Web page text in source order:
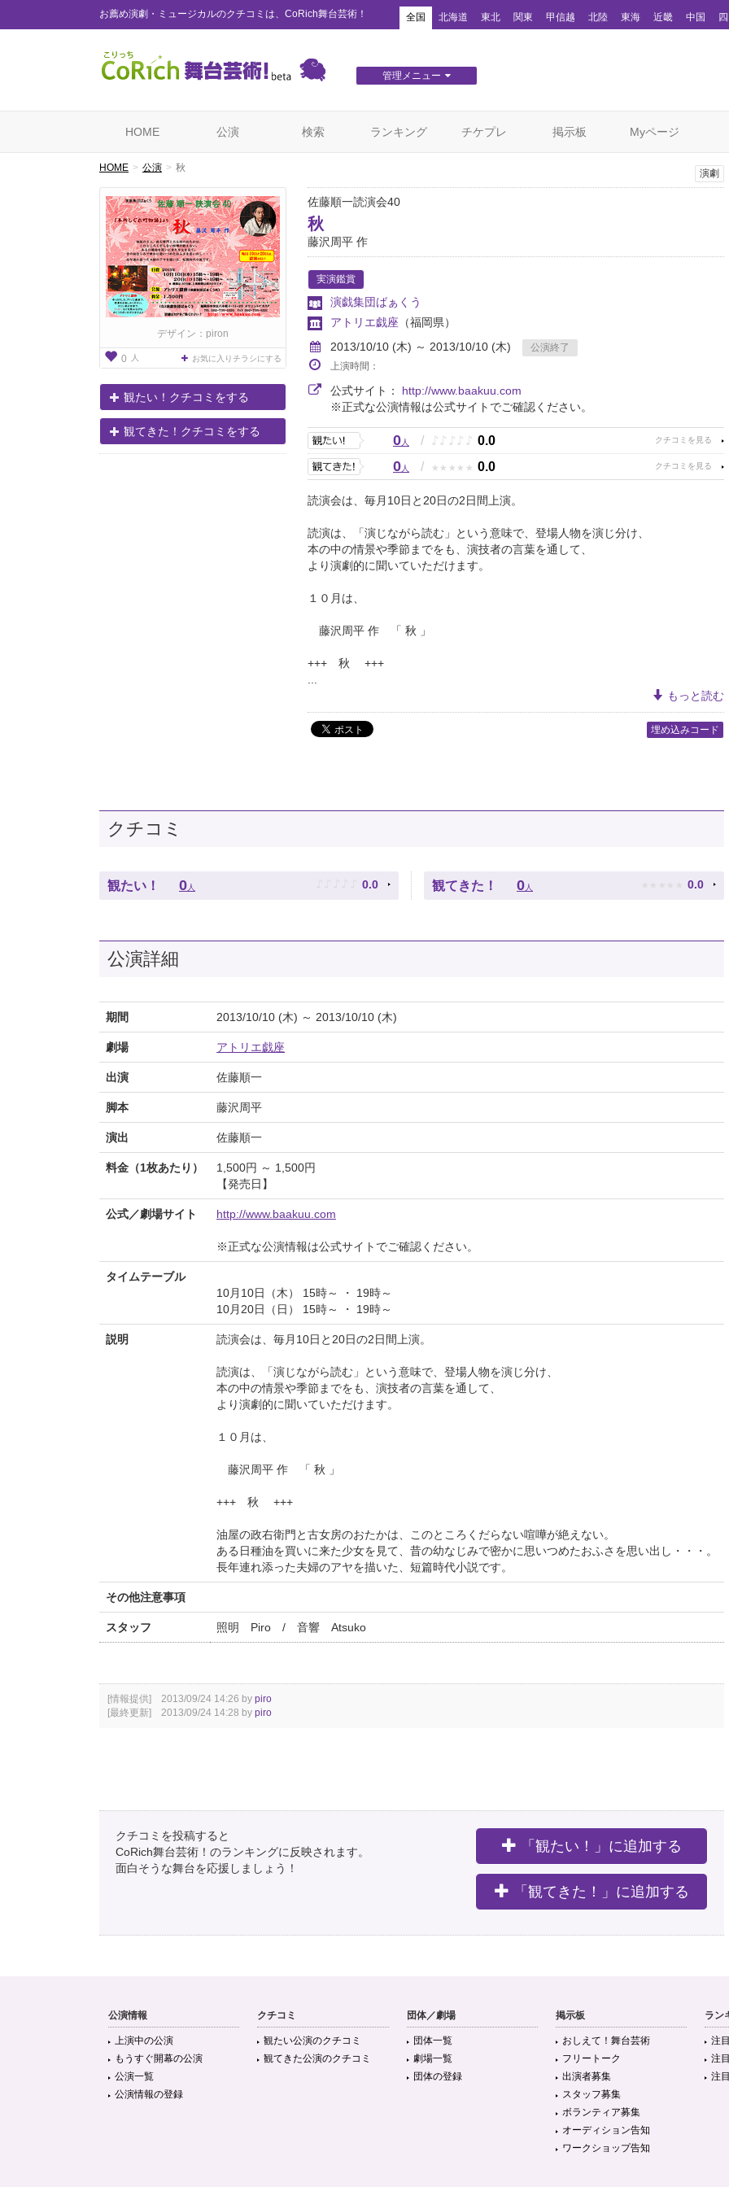
お薦め演劇・ミュージカルのクチコミは、CoRich舞台芸術！ 全国 北海道 東北 関東 甲信越 北陸 東海 近畿 中国
管理メニュー
HOME 公演 検索 ランキング チケプレ 掲示板 Myページ
HOME 公演 秋
デザイン：piron
0 人 お気に入りチラシにする
観たい！クチコミをする
観てきた！クチコミをする
演劇
佐藤順一読演会40
秋
藤沢周平 作
実演鑑賞
演戯集団ばぁくう
アトリエ戯座 （福岡県）
2013/10/10 (木) ～ 2013/10/10 (木)
公演終了
上演時間：
公式サイト： http://www.baakuu.com
※正式な公演情報は公式サイトでご確認ください。
0人 / ♪ ♪ ♪ ♪ ♪ 0.0
0人 / ★ ★ ★ ★ ★ 0.0
読演会は、毎月10日と20日の2日間上演。
読演は、「演じながら読む」という意味で、登場人物を演じ分け、
本の中の情景や季節までをも、演技者の言葉を通して、
より演劇的に聞いていただけます。
１０月は、
藤沢周平 作 「 秋 」
+++ 秋 +++
もっと読む
埋め込みコード
クチコミ
観たい！ 0 人 ♪ ♪ ♪ ♪ ♪ 0.0 観てきた！ 0 人 ★ ★ ★ ★ ★ 0.0
公演詳細
期間 2013/10/10 (木) ～ 2013/10/10 (木)
劇場 アトリエ戯座
出演 佐藤順一
脚本 藤沢周平
演出 佐藤順一
料金（1枚あたり）
1,500円 ～ 1,500円
【発売日】
公式／劇場サイト http://www.baakuu.com
※正式な公演情報は公式サイトでご確認ください。
タイムテーブル
10月10日（木） 15時～ ・ 19時～
10月20日（日） 15時～ ・ 19時～
説明 読演会は、毎月10日と20日の2日間上演。
読演は、「演じながら読む」という意味で、登場人物を演じ分け、
本の中の情景や季節までをも、演技者の言葉を通して、
より演劇的に聞いていただけます。
１０月は、
藤沢周平 作 「 秋 」
+++ 秋 +++
油屋の政右衛門と古女房のおたかは、このところくだらない喧嘩が絶えない。
ある日種油を買いに来た少女を見て、昔の幼なじみで密かに思いつめたおふさを思い出し・・・。
長年連れ添った夫婦のアヤを描いた、短篇時代小説です。
その他注意事項
スタッフ 照明 Piro / 音響 Atsuko
[情報提供] 2013/09/24 14:26 by piro
[最終更新] 2013/09/24 14:28 by piro
クチコミを投稿すると
CoRich舞台芸術！のランキングに反映されます。
面白そうな舞台を応援しましょう！
「観たい！」に追加する
「観てきた！」に追加する
公演情報
上演中の公演
もうすぐ開幕の公演
公演一覧
公演情報の登録
クチコミ
観たい公演のクチコミ
観てきた公演のクチコミ
団体／劇場
団体一覧
劇場一覧
団体の登録
掲示板
おしえて！舞台芸術
フリートーク
出演者募集
スタッフ募集
ボランティア募集
オーディション告知
ワークショップ告知
ラン
注
注
注